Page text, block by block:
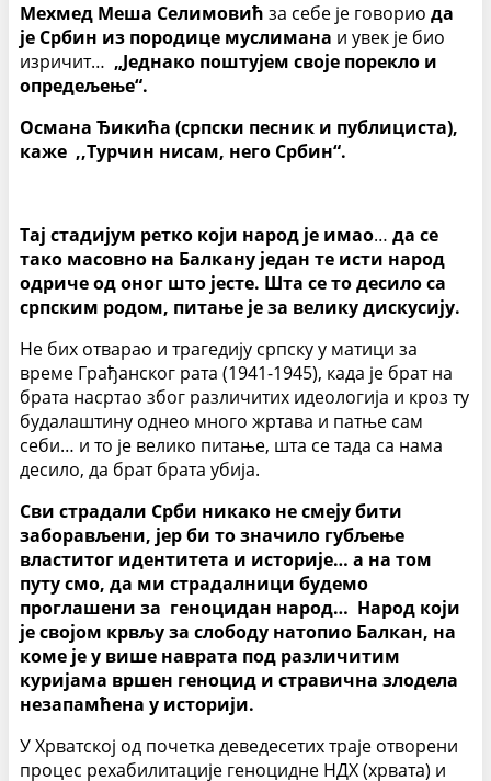
Мехмед Меша Селимовић за себе је говорио да
је Србин из породице муслимана и увек је био
изричит… „Једнако поштујем своје порекло и
опредељење“.
Османа Ђикића (српски песник и публициста),
каже ,,Турчин нисам, него Србин“.
Тај стадијум ретко који народ је имао… да се
тако масовно на Балкану један те исти народ
одриче од оног што јесте. Шта се то десило са
српским родом, питање је за велику дискусију.
Не бих отварао и трагедију српску у матици за
време Грађанског рата (1941-1945), када је брат на
брата насртао због различитих идеологија и кроз ту
будалаштину однео много жртава и патње сам
себи… и то је велико питање, шта се тада са нама
десило, да брат брата убија.
Сви страдали Срби никако не смеју бити
заборављени, јер би то значило губљење
властитог идентитета и историје… а на том
путу смо, да ми страдалници будемо
проглашени за геноцидан народ… Народ који
је својом крвљу за слободу натопио Балкан, на
коме је у више наврата под различитим
куријама вршен геноцид и стравична злодела
незапамћена у историји.
У Хрватској од почетка деведесетих траје отворени
процес рехабилитације геноцидне НДХ (хрвата) и